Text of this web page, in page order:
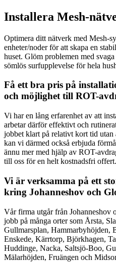
Installera Mesh-
Optimera ditt nätverk med Mesh-
enheter/noder för att skapa en
huset. Glöm problemen med
sömlös surfupplevelse för hela
Få ett bra pris på
och möjlighet till ROT-
Vi har en lång erfarenhet av att
arbetar därför effektivt och
jobbet klart på relativt kort tid
kan vi därmed också erbjuda
ännu mer med hjälp av ROT-
till oss för en helt kostnadsfri offert.
Vi är verksamma på ett
kring Johanneshov och
Vår firma utgår från Johanneshov
jobb på många orter som Årsta,
Gullmarsplan, Hammarbyhöjden,
Enskede, Kärrtorp, Björkhagen,
Huddinge, Nacka, Saltsjö-Boo,
Mälarhöjden, Fruängen och